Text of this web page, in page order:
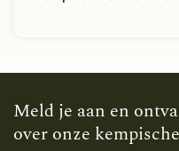
Meld je aan en
over onze